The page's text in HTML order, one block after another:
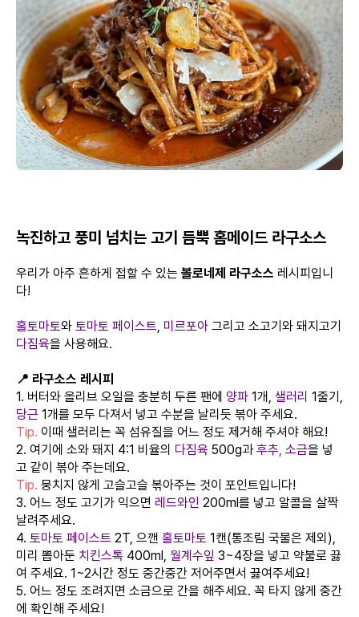
녹진하고 풍미 넘치는 고기 듬뿍 홈메이드 라구소스
우리가 아주 흔하게 접할 수 있는 볼로네제 라구소스 레시피입니
다!
홀토마토와 토마토 페이스트, 미르포아 그리고 소고기와 돼지고기
다짐육을 사용해요.
📍 라구소스 레시피
1. 버터와 올리브 오일을 충분히 두른 팬에 양파 1개, 샐러리 1줄기,
당근 1개를 모두 다져서 넣고 수분을 날리듯 볶아 주세요.
Tip. 이때 샐러리는 꼭 섬유질을 어느 정도 제거해 주셔야 해요!
2. 여기에 소와 돼지 4:1 비율의 다짐육 500g과후추, 소금을 넣
고 같이 볶아 주는데요.
Tip. 뭉치지 않게 고슬고슬 볶아주는 것이 포인트입니다!
3. 어느 정도 고기가 익으면 레드와인 200ml를 넣고 알콜을 살짝
날려주세요.
4. 토마토 페이스트 2T, 으깬 홀토마토 1캔(통조림 국물은 제외),
미리 뽑아둔 치킨스톡 400ml, 월계수잎 3~4장을 넣고 약불로 끓
여 주세요. 1~2시간 정도 중간중간 저어주면서 끓여주세요!
5. 어느 정도 조려지면 소금으로 간을 해주세요. 꼭 타지 않게 중간
에 확인해 주세요!